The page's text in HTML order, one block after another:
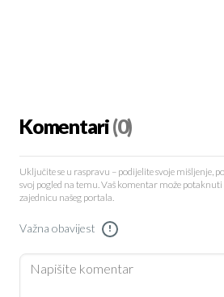
Komentari(0)
Uključite se u raspravu – podijelite svoje mišljenje,
svoj pogled na temu. Vaš komentar može
zajednicu našeg portala.
Važna obavijest !